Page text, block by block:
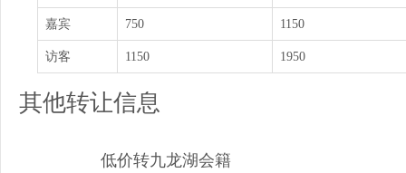
嘉宾 750 1150
访客 1150 1950
其他转让信息
低价转九龙湖会籍